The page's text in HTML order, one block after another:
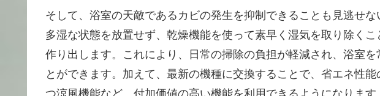
そして、浴室の天敵であるカビの発生を抑制できることも見逃せ
多湿な状態を放置せず、乾燥機能を使って素早く湿気を取り除く
作り出します。これにより、日常の掃除の負担が軽減され、浴室を
とができます。加えて、最新の機種に交換することで、省エネ性
つ涼風機能など、付加価値の高い機能を利用できるようになりま